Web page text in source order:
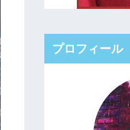
プロフィール